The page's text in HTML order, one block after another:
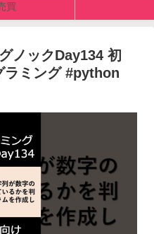
買
ノックDay134 初
ラミング #python